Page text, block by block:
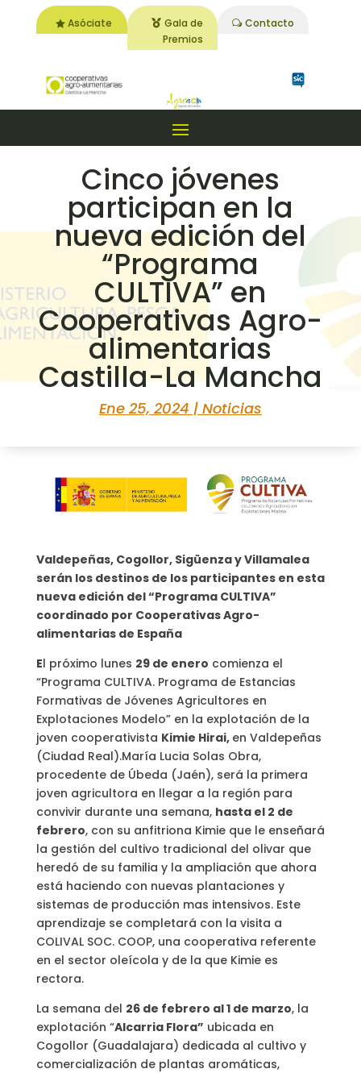
Asóciate
Gala de
Premios
Contacto
Cinco jóvenes
participan en la
nueva edición del
“Programa
CULTIVA” en
Cooperativas Agro-
alimentarias
Castilla-La Mancha
Ene 25, 2024 | Noticias
Valdepeñas, Cogollor, Sigüenza y Villamalea
serán los destinos de los participantes en esta
nueva edición del “Programa CULTIVA”
coordinado por Cooperativas Agro-
alimentarias de España
El próximo lunes 29 de enero comienza el
“Programa CULTIVA. Programa de Estancias
Formativas de Jóvenes Agricultores en
Explotaciones Modelo” en la explotación de la
joven cooperativista Kimie Hirai, en Valdepeñas
(Ciudad Real).María Lucia Solas Obra,
procedente de Úbeda (Jaén), será la primera
joven agricultora en llegar a la región para
convivir durante una semana, hasta el 2 de
febrero, con su anfitriona Kimie que le enseñará
la gestión del cultivo tradicional del olivar que
heredó de su familia y la ampliación que ahora
está haciendo con nuevas plantaciones y
sistemas de producción mas intensivos. Este
aprendizaje se completará con la visita a
COLIVAL SOC. COOP, una cooperativa referente
en el sector oleícola y de la que Kimie es
rectora.
La semana del 26 de febrero al 1 de marzo, la
explotación “Alcarria Flora” ubicada en
Cogollor (Guadalajara) dedicada al cultivo y
comercialización de plantas aromáticas,